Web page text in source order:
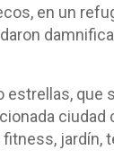
en un
estrellas, que
ciudad
jardín,